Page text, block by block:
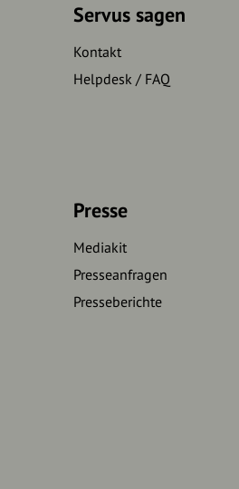
Servus sagen
Kontakt
Helpdesk / FAQ
Presse
Mediakit
Presseanfragen
Presseberichte